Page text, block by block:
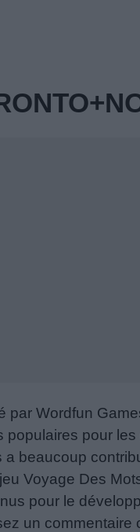
par Wordfun
pour
beaucoup
Voyage Des
pour le
un commentaire